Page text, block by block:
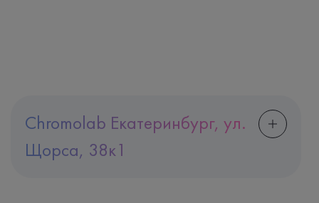
Chromolab Екатеринбург, ул.
Щорса, 38к1